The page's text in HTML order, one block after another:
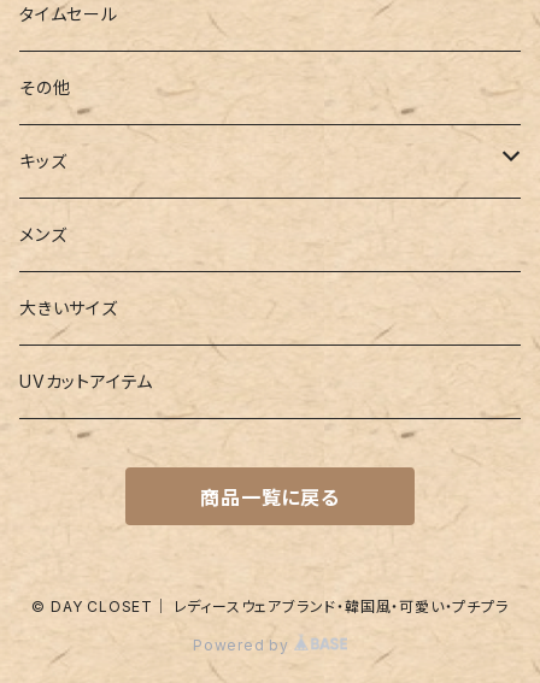
ローファー
キャミキニ
フィットネス
2点セット
3点セット
4点セット
5点セット
ラッシュガード
水着関連商品
レギンス
ポーチ
パスケース
ウォレット
カードケース
キーケース
メガネチェーン
ネイルグッズ
トレーニンググッズ
ヨガウェア
ヨガソックス
ヨガグッズ
ヨガマット
ビーチグッズ
タイムセール
その他
キッズ
Girls
水着
バレー
Boys
水着
グッズ
メンズ
大きいサイズ
UVカットアイテム
商品一覧に戻る
© DAY CLOSET｜ レディースウェアブランド・韓国風・可愛い・プチプラ
Powered by